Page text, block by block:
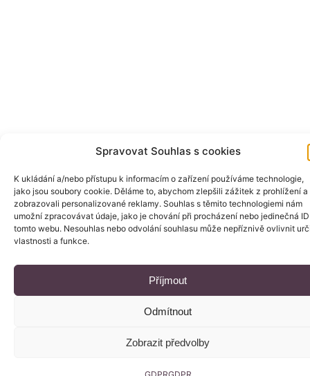
Spravovat Souhlas s cookies
K ukládání a/nebo přístupu k informacím o zařízení používáme technologie,
jako jsou soubory cookie. Děláme to, abychom zlepšili zážitek z prohlížení a
zobrazovali personalizované reklamy. Souhlas s těmito technologiemi nám
umožní zpracovávat údaje, jako je chování při procházení nebo jedinečná
tomto webu. Nesouhlas nebo odvolání souhlasu může nepříznivě ovlivnit
vlastnosti a funkce.
Příjmout
Odmítnout
Zobrazit předvolby